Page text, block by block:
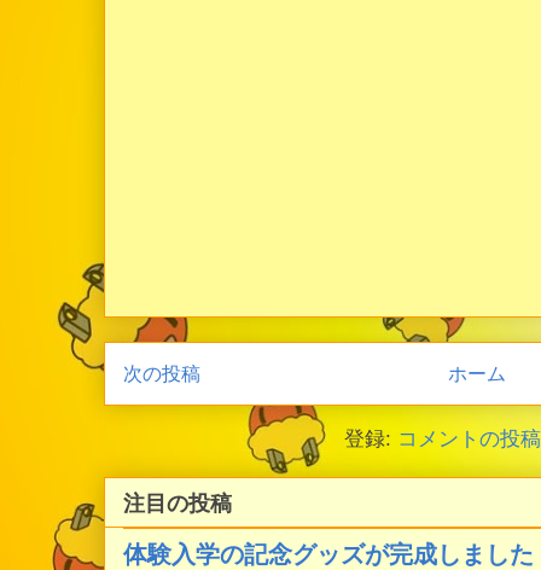
次の投稿 ホーム
登録: コメントの投
注目の投稿
体験入学の記念グッズが完成しました